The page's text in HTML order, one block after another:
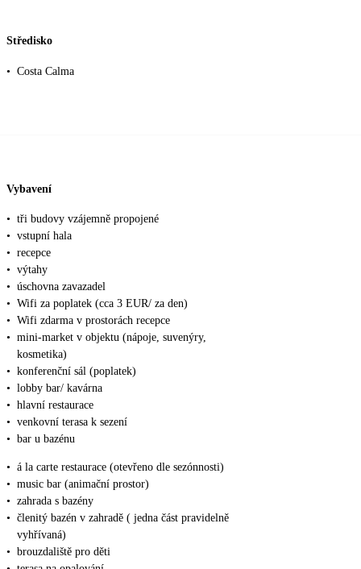
Středisko
• Costa Calma
Vybavení
• tři budovy vzájemně propojené
• vstupní hala
• recepce
• výtahy
• úschovna zavazadel
• Wifi za poplatek (cca 3 EUR/ za den)
• Wifi zdarma v prostorách recepce
• mini-market v objektu (nápoje, suvenýry,
kosmetika)
• konferenční sál (poplatek)
• lobby bar/ kavárna
• hlavní restaurace
• venkovní terasa k sezení
• bar u bazénu
• á la carte restaurace (otevřeno dle sezónnosti)
• music bar (animační prostor)
• zahrada s bazény
• členitý bazén v zahradě ( jedna část pravidelně
vyhřívaná)
• brouzdaliště pro děti